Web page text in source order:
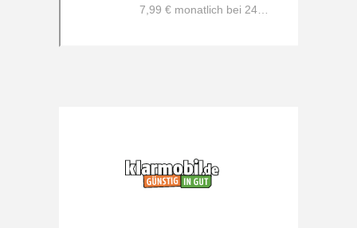
7,99 € monatlich bei 24